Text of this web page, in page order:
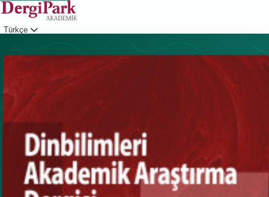
Türkçe